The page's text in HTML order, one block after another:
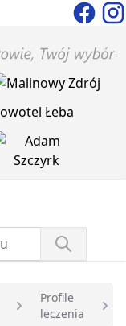
Profile
leczenia